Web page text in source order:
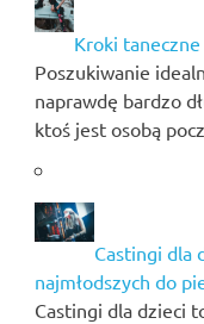
Kroki
Poszukiwanie
naprawdę bardzo
ktoś jest osobą
Castingi dla
najmłodszych do
Castingi dla dzieci